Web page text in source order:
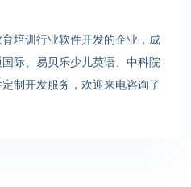
培训行业软件开发的企业，成
际、易贝乐少儿英语、中科院
制开发服务，欢迎来电咨询了